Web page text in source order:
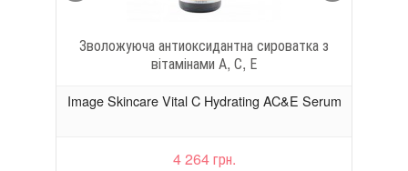
Зволожуюча антиоксидантна сироватка з
вітамінами А, С, Е
Image Skincare Vital C Hydrating AC&E Serum
4 264 грн.